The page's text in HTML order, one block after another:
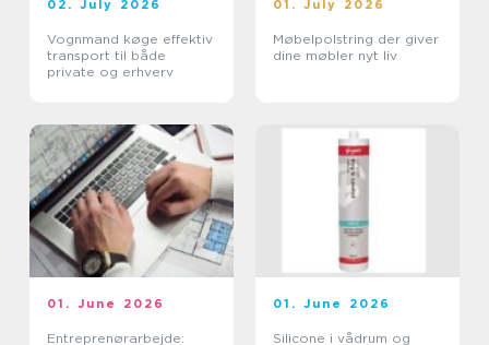
02. July 2026
Vognmand køge effektiv
transport til både
private og erhverv
01. July 2026
Møbelpolstring der giver
dine møbler nyt liv
01. June 2026
Entreprenørarbejde:
01. June 2026
Silicone i vådrum og